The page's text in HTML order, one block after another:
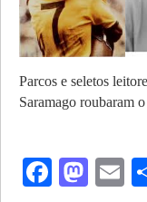
Parcos e seletos
Saramago